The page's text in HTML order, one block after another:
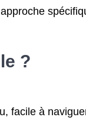
?
facile à